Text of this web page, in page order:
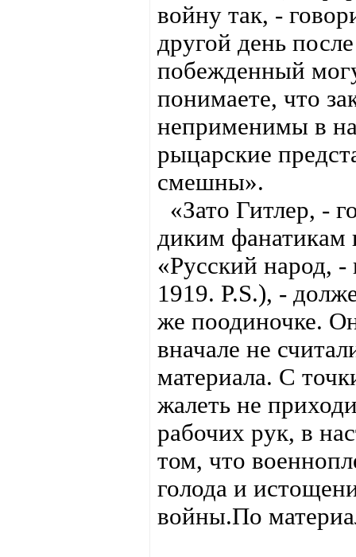
войну так, -
другой день
побежденный
понимаете, что
неприменимы в
рыцарские
смешны».
«Зато Гитлер, -
диким фанатикам
«Русский народ, -
1919. P.S.), -
же поодиночке.
вначале не
материала. С
жалеть не
рабочих рук, в
том, что
голода и
войны.По